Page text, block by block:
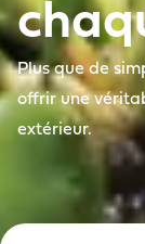
Plus que de
offrir une
extérieur.